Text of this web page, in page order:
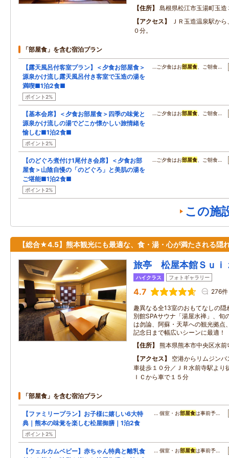
住所
島根県松江市玉湯町玉造
アクセス
ＪＲ玉造温泉駅か
０分。
「部屋食」を含む宿泊プラン
【露天風呂付客室プラン】＜夕食お部屋食＞
源泉かけ流し露天風呂付き客室で玉造の湯を
満喫■1泊2食■
ポイント2%
…ご夕食はお部屋食 、ご朝食…
【基本会席】＜夕食お部屋食＞四季の味覚と
源泉かけ流しの湯でどこか懐かしい旅情緒を
愉しむ■1泊2食■
ポイント2%
…ご夕食はお部屋食 、ご朝食…
【のどぐろ煮付け1尾付き会席】＜夕食お部
屋食＞山陰自慢の「のどぐろ」と美肌の湯を
ご堪能■1泊2食■
ポイント2%
…ご夕食はお部屋食 、ご朝食…
この施
【総合★4.5】熊本観光にも最適な、食・湯・心が満たされる隠
旅亭 松屋本館Ｓｕｉ
ハイクラス フォトギャラリー
4.7 276件
趣異なる全13室のおもてなしの
別館SPAサウナ「湯屋水禅」、旬
は勿論、阿蘇・天草への観光拠点
記念日まで幅広いシーンに最適！
住所
熊本県熊本市中央区水
アクセス
空港からリムジン
車徒歩１０分／ＪＲ水前寺駅より
ＩＣから車で１５分
「部屋食」を含む宿泊プラン
【ファミリープラン】お子様に嬉しい6大特
典｜熊本の味覚を楽しむ松屋御膳｜1泊2食
ポイント2%
… 個室・お部屋食は事前予…
【ウェルカムベビー】赤ちゃん特典と離乳食
… 個室・お部屋食は事前予…